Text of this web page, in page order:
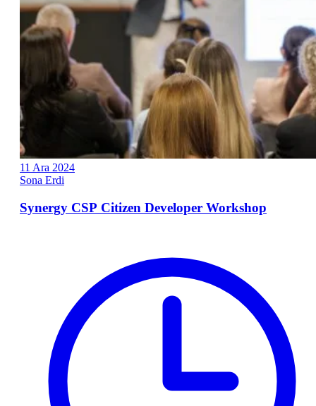
11 Ara 2024
Sona Erdi
Synergy CSP Citizen Developer Workshop